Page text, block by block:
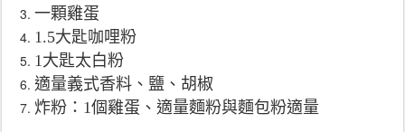
一顆雞蛋
1.5大匙咖哩粉
1大匙太白粉
適量義式香料、鹽、胡椒
炸粉：1個雞蛋、適量麵粉與麵包粉適量